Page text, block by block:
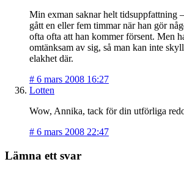
Min exman saknar helt tidsuppfattning
gått en eller fem timmar när han gör
ofta ofta att han kommer försent. Men
omtänksam av sig, så man kan inte
elakhet där.
# 6 mars 2008 16:27
Lotten
Wow, Annika, tack för din utförliga
# 6 mars 2008 22:47
Lämna ett svar